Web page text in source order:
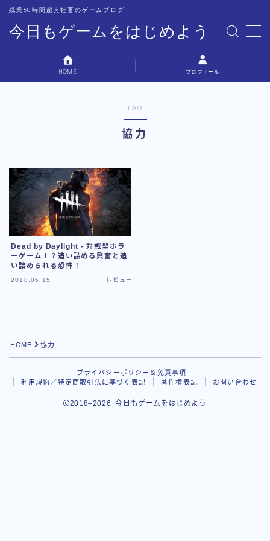
今日もゲームをはじめよう
残業60時間超え社畜のゲームブログ
MENU
プロフィール
HOME プロフィール
TAG
協力
Dead by Daylight - 対戦型ホラ
ーゲーム！？追い詰める興奮と追
い詰められる恐怖！
2018.05.15 レビュー
HOME 協力
プライバシーポリシー＆免責事項
利用規約／特定商取引法に基づく表記
著作権表記 お問い合わせ
2018–2026 今日もゲームをはじめよう